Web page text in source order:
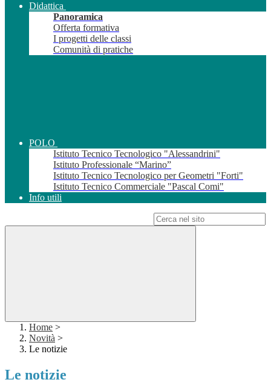
Didattica
Panoramica
Offerta formativa
I progetti delle classi
Comunità di pratiche
POLO
Istituto Tecnico Tecnologico "Alessandrini"
Istituto Professionale “Marino”
Istituto Tecnico Tecnologico per Geometri "Forti"
Istituto Tecnico Commerciale "Pascal Comi"
Info utili
Home >
Novità >
Le notizie
Le notizie